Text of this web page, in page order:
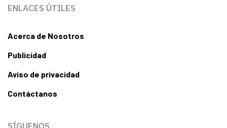
ENLACES ÚTILES
Acerca de Nosotros
Publicidad
Aviso de privacidad
Contáctanos
SÍGUENOS